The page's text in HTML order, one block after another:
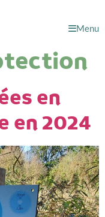
Menu
en
en 2024